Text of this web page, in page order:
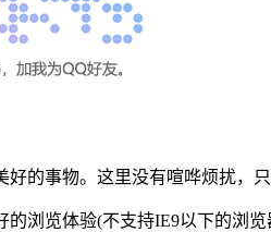
好的事物。这里没有喧哗烦扰，
的浏览体验(不支持IE9以下的浏览